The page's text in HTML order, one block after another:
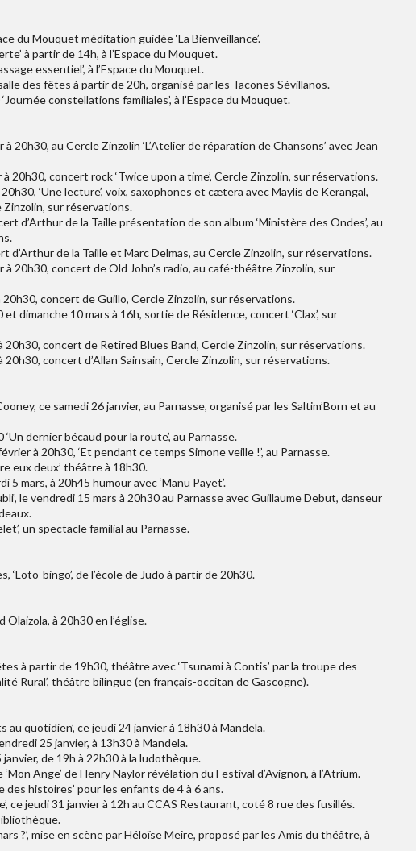
du Mouquet méditation guidée ‘La Bienveillance’.
à partir de 14h, à l’Espace du Mouquet.
essentiel’, à l’Espace du Mouquet.
salle des fêtes à partir de 20h, organisé par les Tacones Sévillanos.
constellations familiales’, à l’Espace du Mouquet.
20h30, au Cercle Zinzolin ‘L’Atelier de réparation de Chansons’ avec Jean
20h30, concert rock ‘Twice upon a time’, Cercle Zinzolin, sur réservations.
‘Une lecture’, voix, saxophones et cætera avec Maylis de Kerangal,
sur réservations.
d’Arthur de la Taille présentation de son album ‘Ministère des Ondes’, au
d’Arthur de la Taille et Marc Delmas, au Cercle Zinzolin, sur réservations.
20h30, concert de Old John’s radio, au café-théâtre Zinzolin, sur
concert de Guillo, Cercle Zinzolin, sur réservations.
dimanche 10 mars à 16h, sortie de Résidence, concert ‘Clax’, sur
20h30, concert de Retired Blues Band, Cercle Zinzolin, sur réservations.
concert d’Allan Sainsain, Cercle Zinzolin, sur réservations.
ce samedi 26 janvier, au Parnasse, organisé par les Saltim’Born et au
dernier bécaud pour la route’, au Parnasse.
à 20h30, ‘Et pendant ce temps Simone veille !’, au Parnasse.
eux deux’ théâtre à 18h30.
5 mars, à 20h45 humour avec ‘Manu Payet’.
le vendredi 15 mars à 20h30 au Parnasse avec Guillaume Debut, danseur
un spectacle familial au Parnasse.
‘Loto-bingo’, de l’école de Judo à partir de 20h30.
à 20h30 en l’église.
à partir de 19h30, théâtre avec ‘Tsunami à Contis’ par la troupe des
Rural’, théâtre bilingue (en français-occitan de Gascogne).
quotidien’, ce jeudi 24 janvier à 18h30 à Mandela.
25 janvier, à 13h30 à Mandela.
de 19h à 22h30 à la ludothèque.
Ange’ de Henry Naylor révélation du Festival d’Avignon, à l’Atrium.
des histoires’ pour les enfants de 4 à 6 ans.
ce jeudi 31 janvier à 12h au CCAS Restaurant, coté 8 rue des fusillés.
?’, mise en scène par Héloïse Meire, proposé par les Amis du théâtre, à